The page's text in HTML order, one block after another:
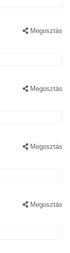
Megosztás
Megosztás
Megosztás
Megosztás